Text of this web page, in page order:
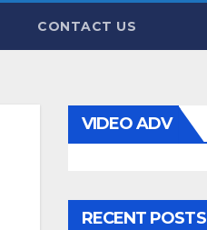
CONTACT US
VIDEO ADV
RECENT POSTS